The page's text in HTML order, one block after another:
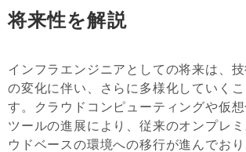
将来性を解説
インフラエンジニアとしての将来は、
の変化に伴い、さらに多様化していく
す。クラウドコンピューティングや仮
ツールの進展により、従来のオンプレ
ウドベースの環境への移行が進んでお